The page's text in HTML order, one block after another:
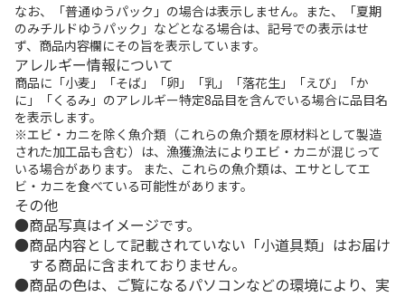
なお、「普通ゆうパック」の場合は表示しません。また、「夏期
のみチルドゆうパック」などとなる場合は、記号での表示はせ
ず、商品内容欄にその旨を表示しています。
アレルギー情報について
商品に「小麦」「そば」「卵」「乳」「落花生」「えび」「か
に」「くるみ」のアレルギー特定8品目を含んでいる場合に品目名
を表示します。
※エビ・カニを除く魚介類（これらの魚介類を原材料として製造
された加工品も含む）は、漁獲漁法によりエビ・カニが混じって
いる場合があります。 また、これらの魚介類は、エサとしてエ
ビ・カニを食べている可能性があります。
その他
商品写真はイメージです。
商品内容として記載されていない「小道具類」はお届け
する商品に含まれておりません。
商品の色は、ご覧になるパソコンなどの環境により、実